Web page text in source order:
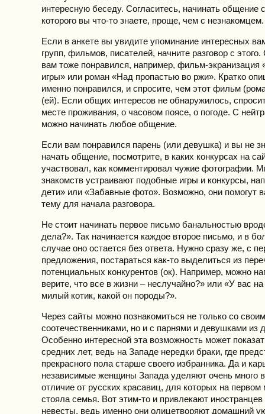
интересную беседу. Согласитесь, начинать общение
которого вы что-то знаете, проще, чем с незнакомцем.
Если в анкете вы увидите упоминание интересных
групп, фильмов, писателей, начните разговор с
вам тоже понравился, например, фильм-экранизация
игры» или роман «Над пропастью во ржи». Кратко
именно понравился, и спросите, чем этот фильм
(ей). Если общих интересов не обнаружилось,
месте проживания, о часовом поясе, о погоде. С
можно начинать любое общение.
Если вам понравился парень (или девушка) и вы не
начать общение, посмотрите, в каких конкурсах на
участвовал, как комментировал чужие фотографии.
знакомств устраивают подобные игры и конкурсы,
дети» или «Забавные фото». Возможно, они помогут
тему для начала разговора.
Не стоит начинать первое письмо банальностью
дела?». Так начинается каждое второе письмо, и в
случае оно остается без ответа. Нужно сразу же, с
предложения, постараться как-то выделиться из
потенциальных конкурентов (ок). Например, можно
верите, что все в жизни – неслучайно?» или «У вас
милый котик, какой он породы?».
Через сайты можно познакомиться не только со
соотечественниками, но и с парнями и девушками из
Особенно интересной эта возможность может
средних лет, ведь на Западе нередки браки, где
прекрасного пола старше своего избранника. Да и
независимые женщины Запада уделяют очень много
отличие от русских красавиц, для которых на первом
стояла семья. Вот этим-то и привлекают иностранцев
невесты, ведь именно они олицетворяют домашний